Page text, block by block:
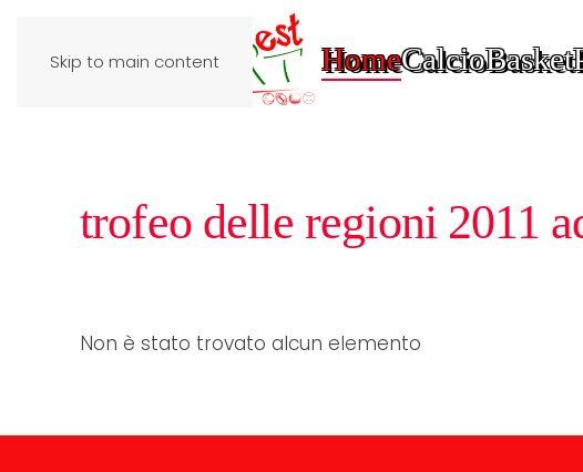
Skip to main content HomeCalcioBasket
trofeo delle regioni 2011
Non è stato trovato alcun elemento